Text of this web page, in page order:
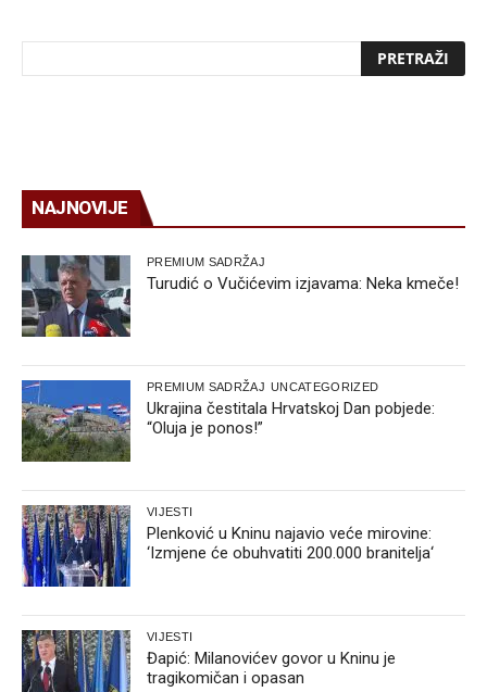
NAJNOVIJE
PREMIUM SADRŽAJ
Turudić o Vučićevim izjavama: Neka kmeče!
PREMIUM SADRŽAJ UNCATEGORIZED
Ukrajina čestitala Hrvatskoj Dan pobjede:
“Oluja je ponos!”
VIJESTI
Plenković u Kninu najavio veće mirovine:
‘Izmjene će obuhvatiti 200.000 branitelja‘
VIJESTI
Đapić: Milanovićev govor u Kninu je
tragikomičan i opasan